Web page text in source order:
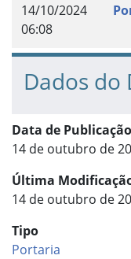
14/10/2024
06:08
Dados do
Data de Publicação
14 de outubro de
Última
14 de outubro de
Tipo
Portaria